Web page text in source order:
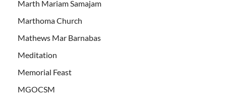
Marth Mariam Samajam
Marthoma Church
Mathews Mar Barnabas
Meditation
Memorial Feast
MGOCSM